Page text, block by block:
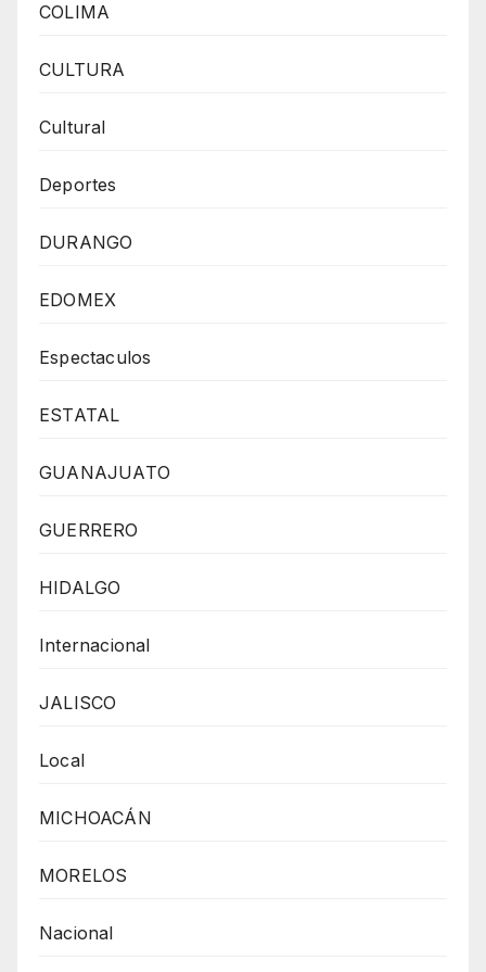
COLIMA
CULTURA
Cultural
Deportes
DURANGO
EDOMEX
Espectaculos
ESTATAL
GUANAJUATO
GUERRERO
HIDALGO
Internacional
JALISCO
Local
MICHOACÁN
MORELOS
Nacional